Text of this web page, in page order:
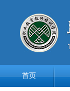
首页